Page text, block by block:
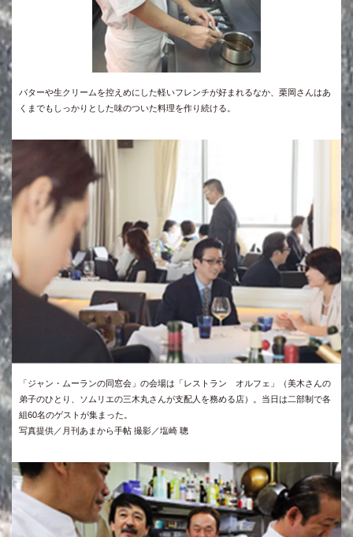
バターや生クリームを控えめにした軽いフレンチが好まれるなか、栗岡さんはあ
くまでもしっかりとした味のついた料理を作り続ける。
「ジャン・ムーランの同窓会」の会場は「レストラン オルフェ」（美木さんの
弟子のひとり、ソムリエの三木丸さんが支配人を務める店）。当日は二部制で各
組60名のゲストが集まった。
写真提供／月刊あまから手帖 撮影／塩崎 聰